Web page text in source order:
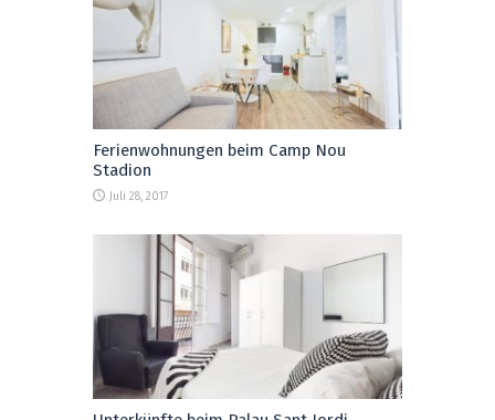
Ferienwohnungen beim Camp Nou
Stadion
Juli 28, 2017